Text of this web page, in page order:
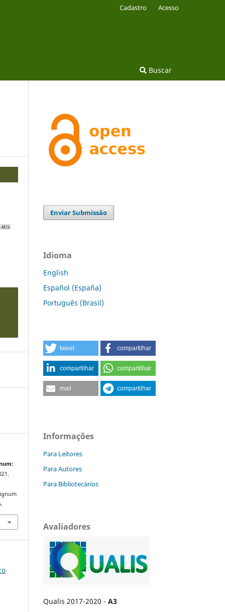
Buscar
Cadastro Acesso
Enviar Submissão
Idioma
English
Español (España)
Português (Brasil)
tweet compartilhar
compartilhar compartilhar
mail compartilhar
Informações
Para Leitores
Para Autores
Para Bibliotecários
Avaliadores
Qualis 2017-2020 - A3